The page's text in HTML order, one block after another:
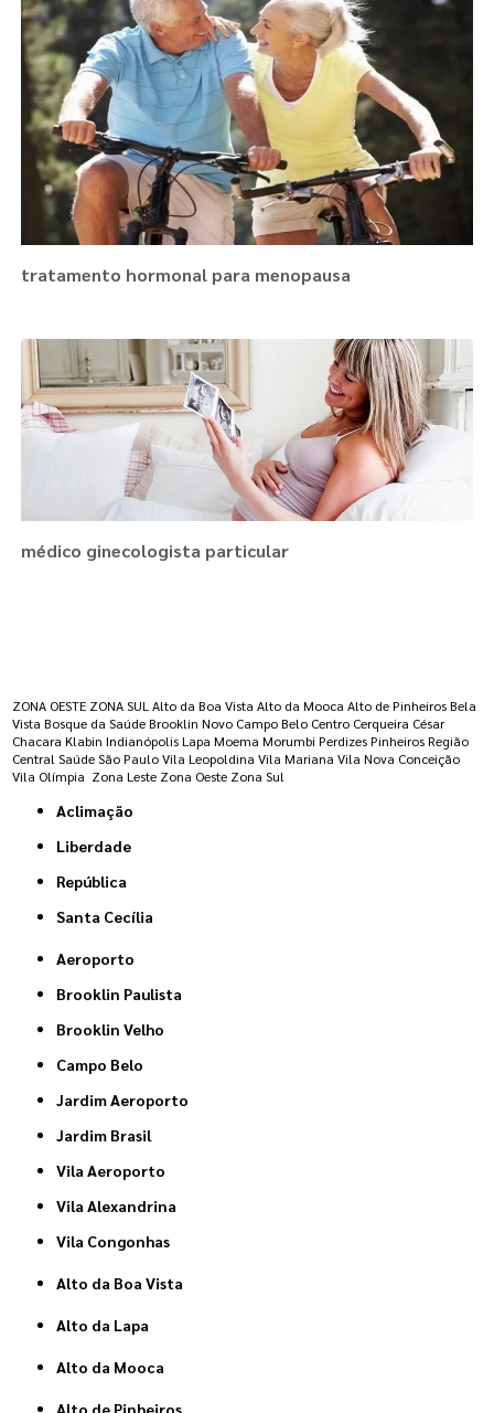
tratamento hormonal para menopausa
médico ginecologista particular
ZONA OESTE ZONA SUL Alto da Boa Vista Alto da Mooca Alto de Pinheiros Bela
Vista Bosque da Saúde Brooklin Novo Campo Belo Centro Cerqueira César
Chacara Klabin Indianópolis Lapa Moema Morumbi Perdizes Pinheiros Região
Central Saúde São Paulo Vila Leopoldina Vila Mariana Vila Nova Conceição
Vila Olímpia Zona Leste Zona Oeste Zona Sul
Aclimação
Liberdade
República
Santa Cecília
Aeroporto
Brooklin Paulista
Brooklin Velho
Campo Belo
Jardim Aeroporto
Jardim Brasil
Vila Aeroporto
Vila Alexandrina
Vila Congonhas
Alto da Boa Vista
Alto da Lapa
Alto da Mooca